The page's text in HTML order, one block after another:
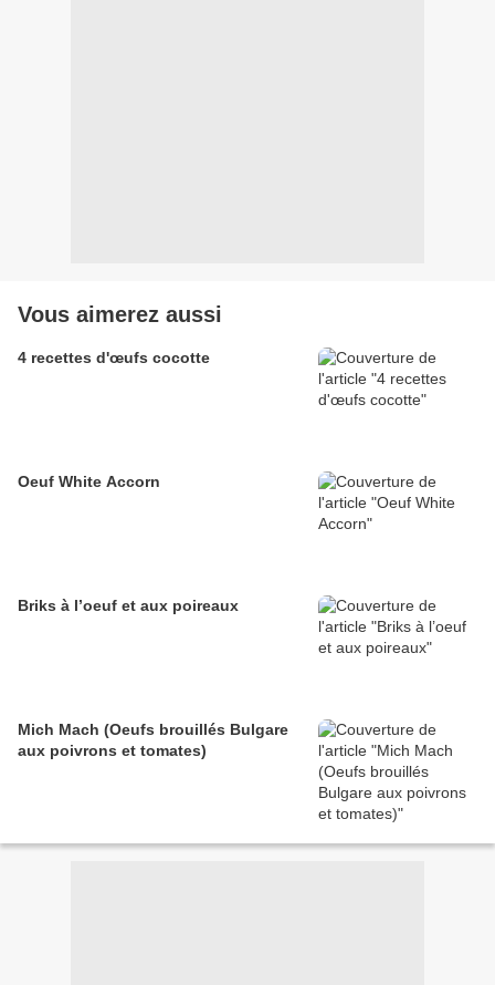
Vous aimerez aussi
4 recettes d'œufs cocotte
Oeuf White Accorn
Briks à l’oeuf et aux poireaux
Mich Mach (Oeufs brouillés Bulgare
aux poivrons et tomates)